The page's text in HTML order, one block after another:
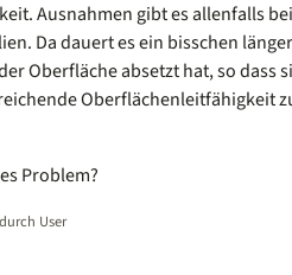
Ausnahmen gibt es allenfalls
Da dauert es ein bisschen
Oberfläche absetzt hat, so dass
Oberflächenleitfähigkeit
Problem?
User